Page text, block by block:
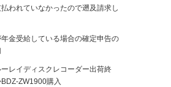
われていなかったので遡及請求し
金受給している場合の確定申告の
レイディスクレコーダー出荷終
ZW1900購入